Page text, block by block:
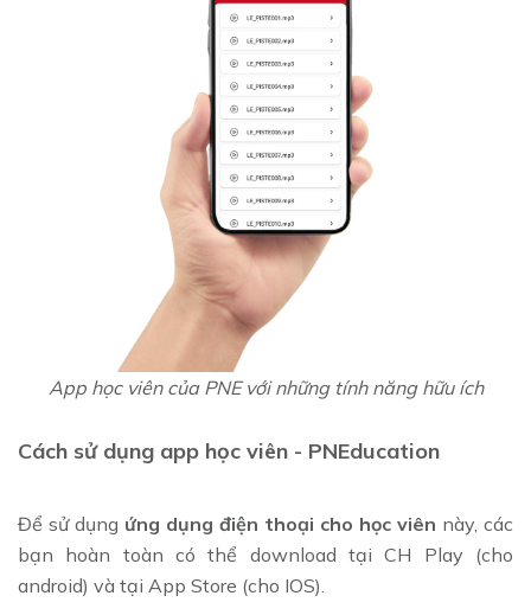
App học viên của PNE với những tính năng hữu ích
Cách sử dụng app học viên - PNEducation
Để sử dụng ứng dụng điện thoại cho học viên này, các
bạn hoàn toàn có thể download tại CH Play (cho
android) và tại App Store (cho IOS).